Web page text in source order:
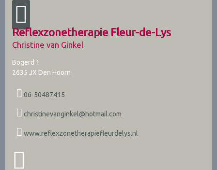
Reflexzonetherapie Fleur-de-Lys
Christine van Ginkel
Bogerd 1
2635 JX Den Hoorn
06-50487415
christinevanginkel@hotmail.com
www.reflexzonetherapiefleurdelys.nl